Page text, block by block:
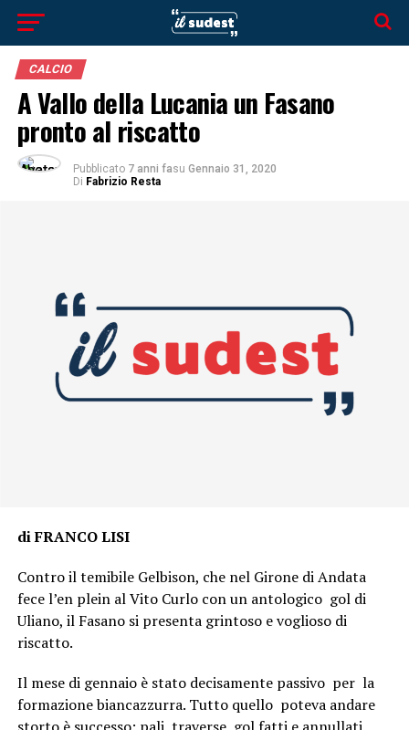
CALCIO
A Vallo della Lucania un Fasano
pronto al riscatto
Pubblicato 7 anni fasu Gennaio 31, 2020
Di Fabrizio Resta
di FRANCO LISI
Contro il temibile Gelbison, che nel Girone di Andata
fece l’en plein al Vito Curlo con un antologico gol di
Uliano, il Fasano si presenta grintoso e voglioso di
riscatto.
Il mese di gennaio è stato decisamente passivo per la
formazione biancazzurra. Tutto quello poteva andare